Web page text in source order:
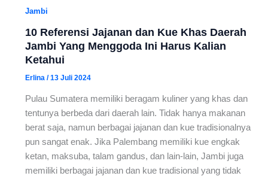
Jambi
10 Referensi Jajanan dan Kue Khas Daerah
Jambi Yang Menggoda Ini Harus Kalian
Ketahui
Erlina /13 Juli 2024
Pulau Sumatera memiliki beragam kuliner yang khas dan
tentunya berbeda dari daerah lain. Tidak hanya makanan
berat saja, namun berbagai jajanan dan kue tradisionalnya
pun sangat enak. Jika Palembang memiliki kue engkak
ketan, maksuba, talam gandus, dan lain-lain, Jambi juga
memiliki berbagai jajanan dan kue tradisional yang tidak